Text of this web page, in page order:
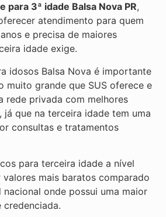
para 3ª idade Balsa Nova PR,
atendimento para quem
e precisa de maiores
idade exige.
idosos Balsa Nova é importante
muito grande que SUS oferece e
rede privada com melhores
já que na terceira idade tem uma
consultas e tratamentos
para terceira idade a nível
mais baratos comparado
onde possui uma maior
credenciada.